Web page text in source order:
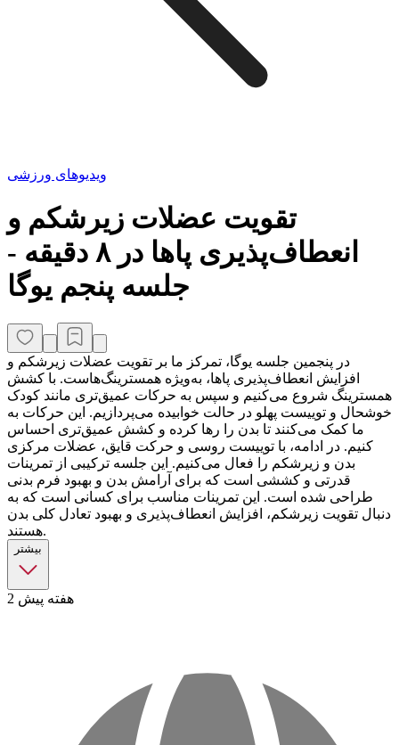
ویدیوهای ورزشی
تقویت عضلات زیرشکم و
انعطاف‌پذیری پاها در ۸ دقیقه -
جلسه پنجم یوگا
در پنجمین جلسه یوگا، تمرکز ما بر تقویت عضلات زیرشکم و
افزایش انعطاف‌پذیری پاها، به‌ویژه همسترینگ‌هاست. با کشش
همسترینگ شروع می‌کنیم و سپس به حرکات عمیق‌تری مانند کودک
خوشحال و توییست پهلو در حالت خوابیده می‌پردازیم. این حرکات به
ما کمک می‌کنند تا بدن را رها کرده و کشش عمیق‌تری احساس
کنیم. در ادامه، با توییست روسی و حرکت قایق، عضلات مرکزی
بدن و زیرشکم را فعال می‌کنیم. این جلسه ترکیبی از تمرینات
قدرتی و کششی است که برای آرامش بدن و بهبود فرم بدنی
طراحی شده است. این تمرینات مناسب برای کسانی است که به
دنبال تقویت زیرشکم، افزایش انعطاف‌پذیری و بهبود تعادل کلی بدن
هستند.
بیشتر
2 هفته پیش